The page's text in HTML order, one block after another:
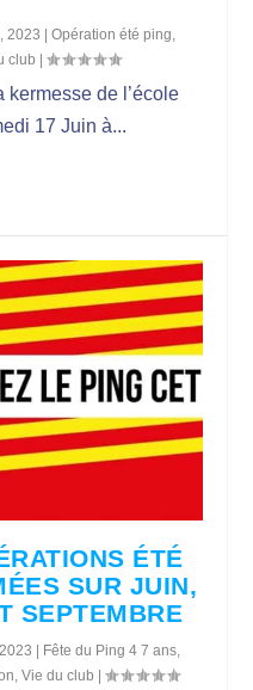
2023 |Opération été ping,
club |
kermesse de l’école
17 Juin à...
ÉTÉ
SUR JUIN,
SEPTEMBRE
Fête du Ping 4 7 ans,
,Vie du club |